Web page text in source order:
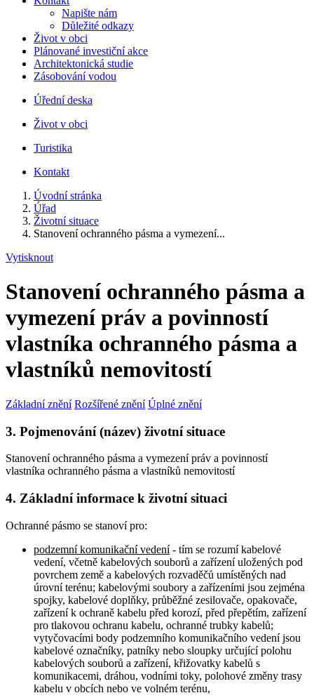
Napište nám
Důležité odkazy
Život v obci
Plánované investiční akce
Architektonická studie
Zásobování vodou
Úřední deska
Život v obci
Turistika
Kontakt
Úvodní stránka
Úřad
Životní situace
Stanovení ochranného pásma a vymezení...
Vytisknout
Stanovení ochranného pásma a
vymezení práv a povinností
vlastníka ochranného pásma a
vlastníků nemovitostí
Základní znění Rozšířené znění Úplné znění
3. Pojmenování (název) životní situace
Stanovení ochranného pásma a vymezení práv a povinností
vlastníka ochranného pásma a vlastníků nemovitostí
4. Základní informace k životní situaci
Ochranné pásmo se stanoví pro:
podzemní komunikační vedení- tím se rozumí kabelové
vedení, včetně kabelových souborů a zařízení uložených pod
povrchem země a kabelových rozvaděčů umístěných nad
úrovní terénu; kabelovými soubory a zařízeními jsou zejména
spojky, kabelové doplňky, průběžné zesilovače, opakovače,
zařízení k ochraně kabelu před korozí, před přepětím, zařízení
pro tlakovou ochranu kabelu, ochranné trubky kabelů;
vytyčovacími body podzemního komunikačního vedení jsou
kabelové označníky, patníky nebo sloupky určující polohu
kabelových souborů a zařízení, křižovatky kabelů s
komunikacemi, dráhou, vodními toky, polohové změny trasy
kabelu v obcích nebo ve volném terénu,